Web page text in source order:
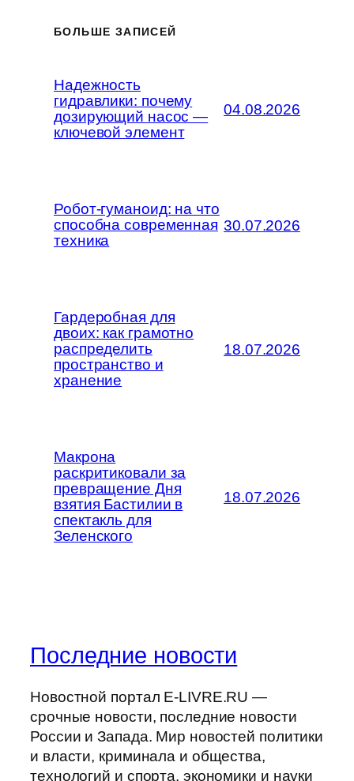
БОЛЬШЕ ЗАПИСЕЙ
Надежность
гидравлики: почему
дозирующий насос —
ключевой элемент
04.08.2026
Робот-гуманоид: на что
способна современная
техника
30.07.2026
Гардеробная для
двоих: как грамотно
распределить
пространство и
хранение
18.07.2026
Макрона
раскритиковали за
превращение Дня
взятия Бастилии в
спектакль для
Зеленского
18.07.2026
Последние новости
Новостной портал E-LIVRE.RU —
срочные новости, последние новости
России и Запада. Мир новостей политики
и власти, криминала и общества,
технологий и спорта, экономики и науки